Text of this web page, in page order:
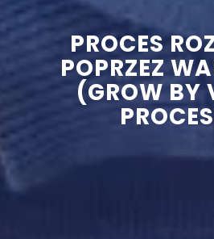
PROCES
POPRZEZ
(GROW BY